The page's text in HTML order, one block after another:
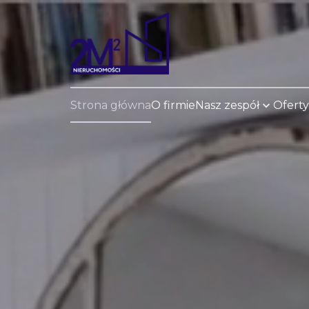
Strona głównaO firmieNasz zespół Oferty